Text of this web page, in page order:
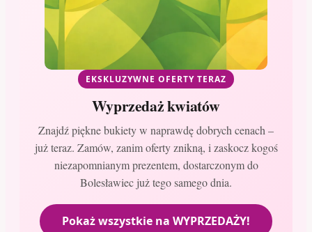
EKSKLUZYWNE OFERTY TERAZ
Wyprzedaż kwiatów
Znajdź piękne bukiety w naprawdę dobrych cenach –
już teraz. Zamów, zanim oferty znikną, i zaskocz kogoś
niezapomnianym prezentem, dostarczonym do
Bolesławiec już tego samego dnia.
Pokaż wszystkie na WYPRZEDAŻY!